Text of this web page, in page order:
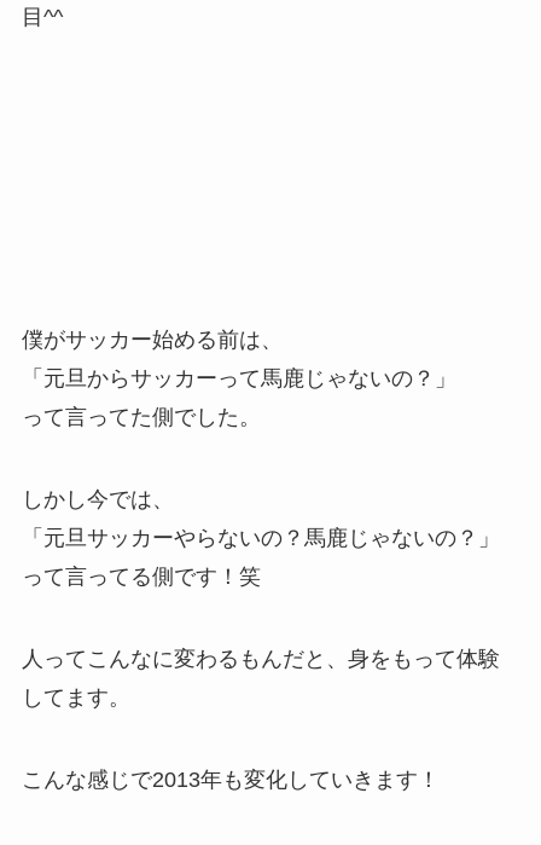
目^^
僕がサッカー始める前は、
「元旦からサッカーって馬鹿じゃないの？」
って言ってた側でした。
しかし今では、
「元旦サッカーやらないの？馬鹿じゃないの？」
って言ってる側です！笑
人ってこんなに変わるもんだと、身をもって体験
してます。
こんな感じで2013年も変化していきます！